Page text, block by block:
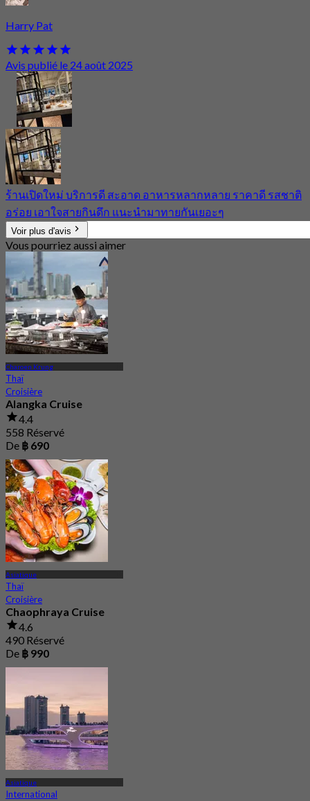
Harry Pat
Avis publié le 24 août 2025
ร้านเปิดใหม่ บริการดี สะอาด อาหารหลากหลาย ราคาดี รสชาติ
อร่อย เอาใจสายกินดึก แนะนำมาทายกันเยอะๆ
Voir plus d'avis
Vous pourriez aussi aimer
Charoen Krung
Thaï
Croisière
Alangka Cruise
4.4
558 Réservé
De ฿ 690
Asiatique
Thaï
Croisière
Chaophraya Cruise
4.6
490 Réservé
De ฿ 990
Asiatique
International